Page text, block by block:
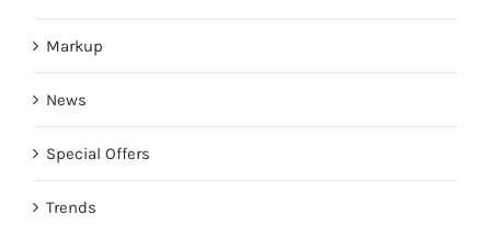
Markup
News
Special Offers
Trends